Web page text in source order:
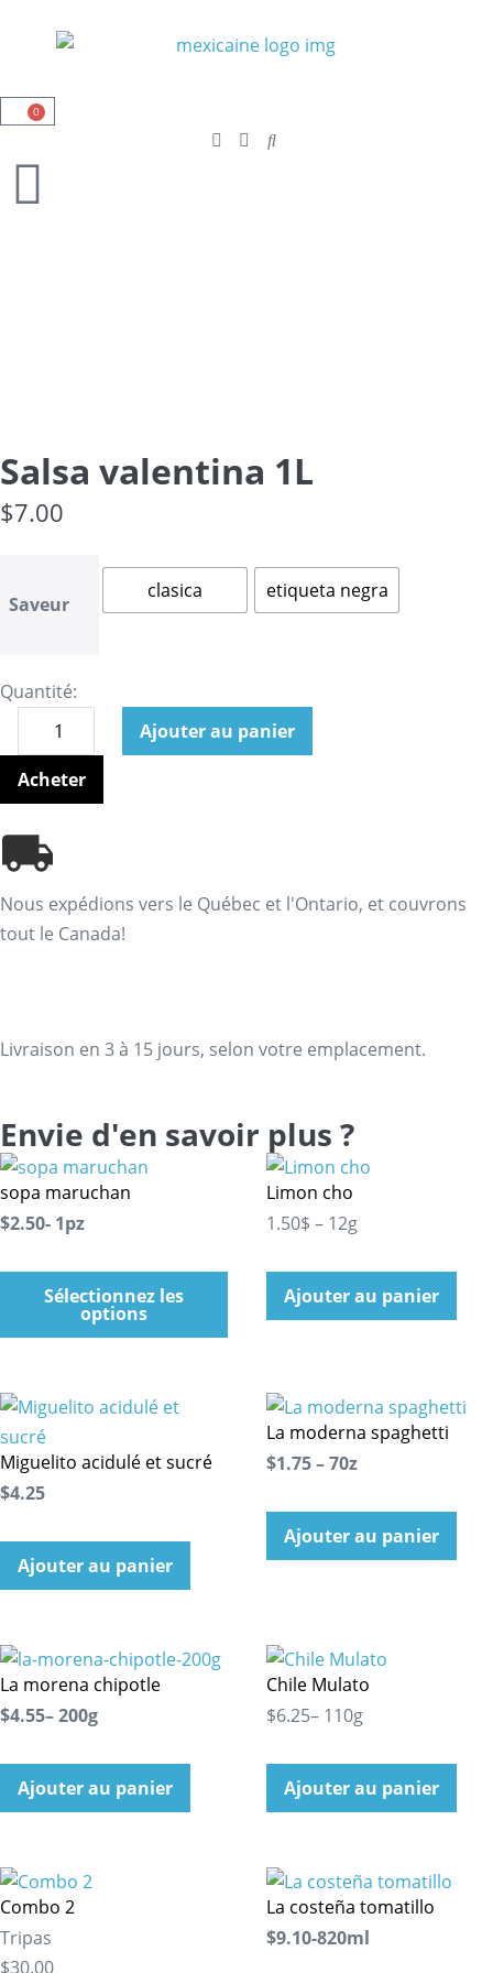
0
Salsa valentina 1L
$7.00
Saveur
clasica etiqueta negra
Quantité:
Ajouter au panier
Acheter
Nous expédions vers le Québec et l'Ontario, et couvrons
tout le Canada!
Livraison en 3 à 15 jours, selon votre emplacement.
Envie d'en savoir plus ?
sopa maruchan
$2.50- 1pz
Sélectionnez les
options
Limon cho
1.50$ – 12g
Ajouter au panier
Miguelito acidulé et sucré
$4.25
Ajouter au panier
La moderna spaghetti
$1.75 – 70z
Ajouter au panier
La morena chipotle
$4.55– 200g
Ajouter au panier
Chile Mulato
$6.25– 110g
Ajouter au panier
Combo 2
Tripas
$30.00
La costeña tomatillo
$9.10-820ml